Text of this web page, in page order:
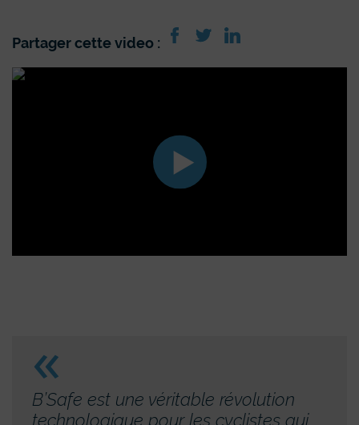
Partager cette video :
B’Safe est une véritable révolution
technologique pour les cyclistes qui